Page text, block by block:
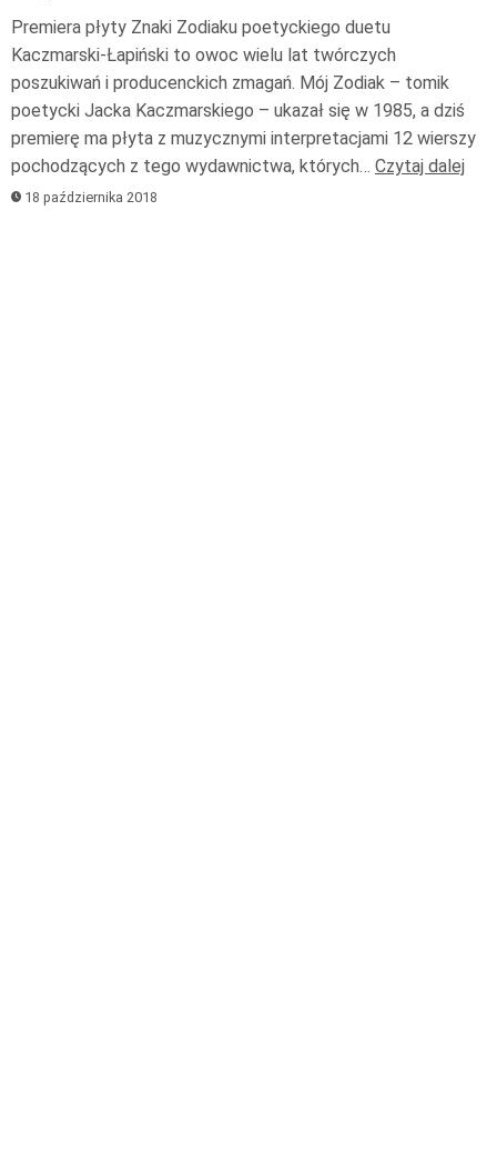
Premiera płyty Znaki Zodiaku poetyckiego duetu
Kaczmarski-Łapiński to owoc wielu lat twórczych
poszukiwań i producenckich zmagań. Mój Zodiak – tomik
poetycki Jacka Kaczmarskiego – ukazał się w 1985, a dziś
premierę ma płyta z muzycznymi interpretacjami 12 wierszy
pochodzących z tego wydawnictwa, których… Czytaj dalej
18 października 2018